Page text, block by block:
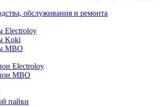
обслуживания и ремонта
Electroloy
Koki
MBO
Electroloy
MBO
пайки